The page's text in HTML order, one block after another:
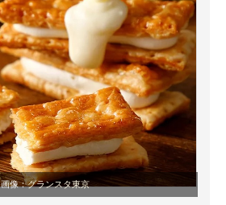
画像：グランスタ東京